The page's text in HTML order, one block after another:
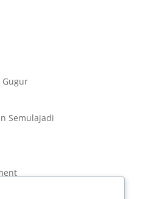
Gugur
Semulajadi